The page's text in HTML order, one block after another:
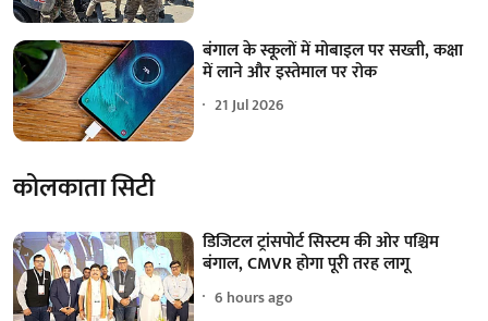
बंगाल के स्कूलों में मोबाइल पर सख्ती, कक्षा
में लाने और इस्तेमाल पर रोक
21 Jul 2026
कोलकाता सिटी
डिजिटल ट्रांसपोर्ट सिस्टम की ओर पश्चिम
बंगाल, CMVR होगा पूरी तरह लागू
6 hours ago